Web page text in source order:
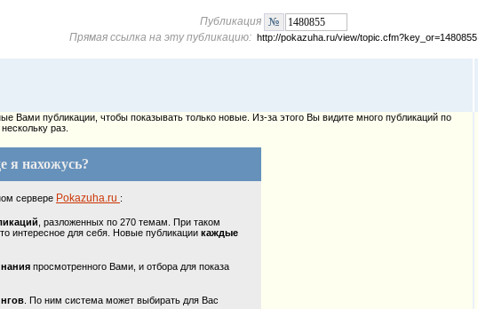
Публикация
Прямая ссылка на эту публикацию: http://pokazuha.ru/view/topic.cfm?key_or=1480855
публикации, чтобы показывать только новые. Из-за этого Вы видите много публикаций по
нескольку раз.
я нахожусь?
сервере Pokazuha.ru :
, разложенных по 270 темам. При таком
интересное для себя. Новые публикации каждые
просмотренного Вами, и отбора для показа
. По ним система может выбирать для Вас